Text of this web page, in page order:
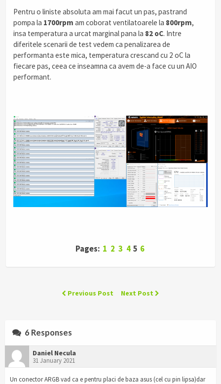
Pentru o liniste absoluta am mai facut un pas, pastrand
pompa la 1700rpm am coborat ventilatoarele la 800rpm,
insa temperatura a urcat marginal pana la 82 oC. Intre
diferitele scenarii de test vedem ca penalizarea de
performanta este mica, temperatura crescand cu 2 oC la
fiecare pas, ceea ce inseamna ca avem de-a face cu un AIO
performant.
Pages: 1 2 3 4 5 6
Previous Post Next Post
6 Responses
Daniel Necula
31 January 2021
Un conector ARGB vad ca e pentru placi de baza asus (cel cu pin lipsa)dar